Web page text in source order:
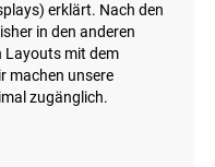
erklärt. Nach den
in den anderen
Layouts mit dem
machen unsere
zugänglich.